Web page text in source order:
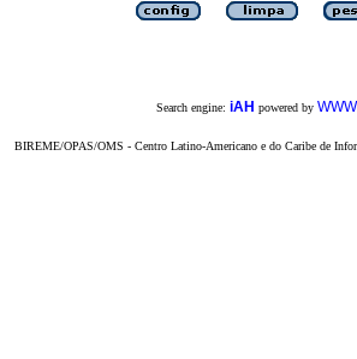
Search engine: iAH powered by
BIREME/OPAS/OMS - Centro Latino-Americano e do Caribe de